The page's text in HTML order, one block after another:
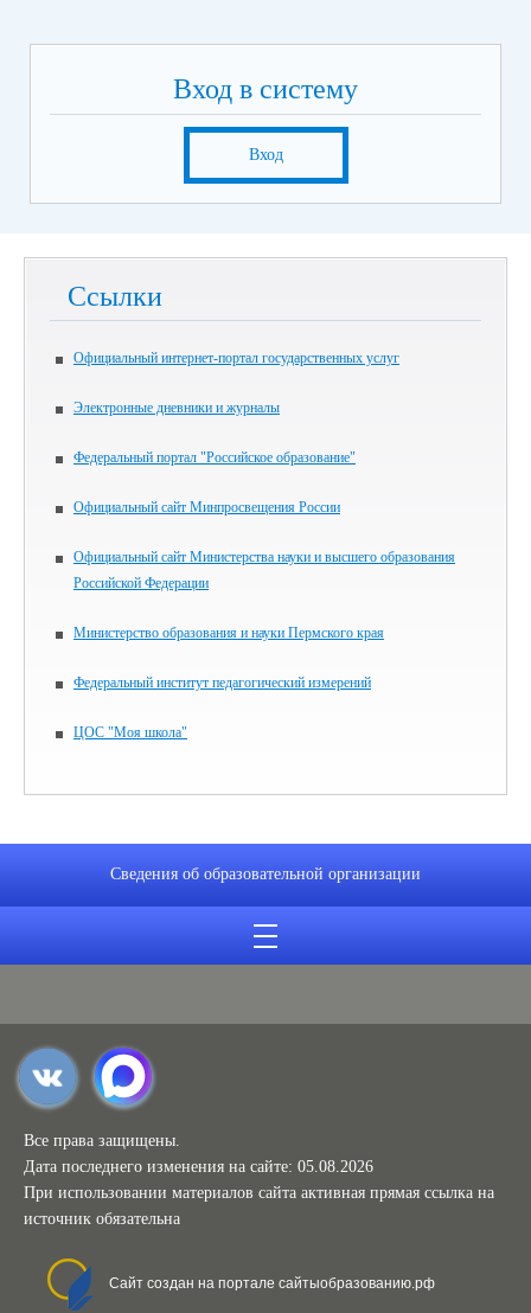
Вход в систему
Вход
Ссылки
Официальный интернет-портал государственных услуг
Электронные дневники и журналы
Федеральный портал "Российское образование"
Официальный сайт Минпросвещения России
Официальный сайт Министерства науки и высшего образования
Российской Федерации
Министерство образования и науки Пермского края
Федеральный институт педагогический измерений
ЦОС "Моя школа"
Сведения об образовательной организации
Все права защищены.
Дата последнего изменения на сайте: 05.08.2026
При использовании материалов сайта активная прямая ссылка на
источник обязательна
Сайт создан на портале сайтыобразованию.рф